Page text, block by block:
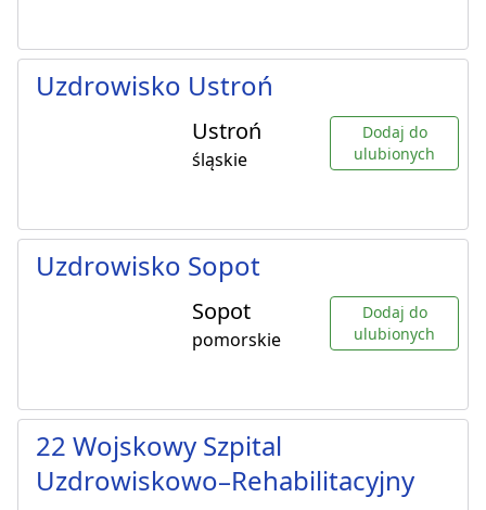
Uzdrowisko Ustroń
Ustroń
śląskie
Dodaj do
ulubionych
Uzdrowisko Sopot
Sopot
pomorskie
Dodaj do
ulubionych
22 Wojskowy Szpital
Uzdrowiskowo–Rehabilitacyjny